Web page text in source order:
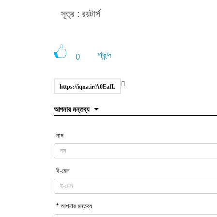
সূত্র : রয়টার্স
0 পছন্দ
https://iqna.ir/A0EafL
আপনার মন্তব্য
নাম
ই-মেল
* আপনার মন্তব্য